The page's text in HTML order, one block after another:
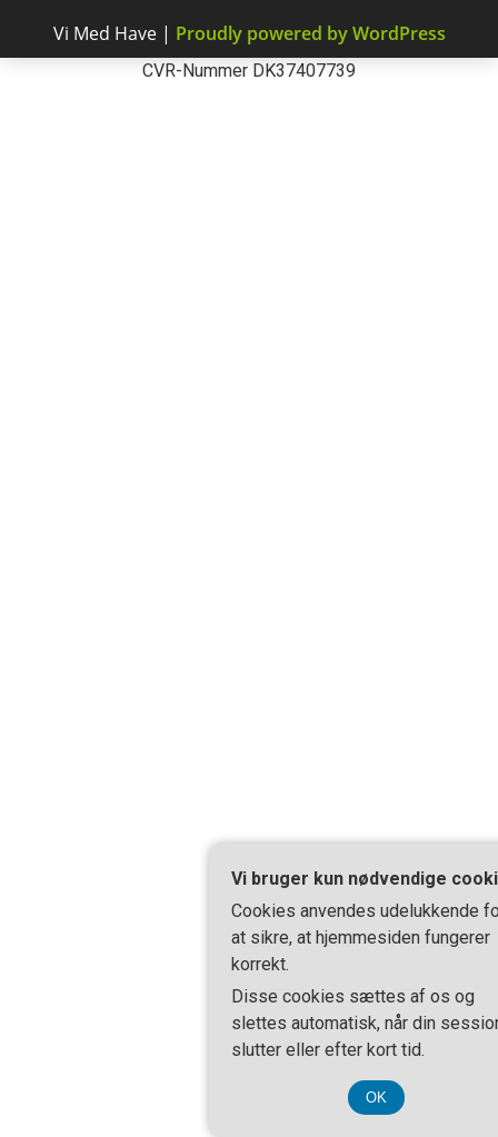
Vi Med Have | Proudly powered by WordPress
CVR-Nummer DK37407739
Vi bruger kun nødvendige
Cookies anvendes udelukkende
at sikre, at hjemmesiden fungerer
korrekt.
Disse cookies sættes af os og
slettes automatisk, når din
slutter eller efter kort tid.
OK